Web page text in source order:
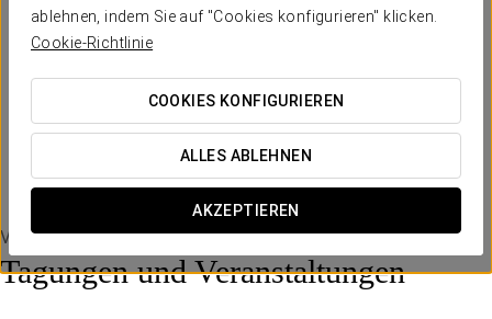
ablehnen, indem Sie auf "Cookies konfigurieren" klicken.
Cookie-Richtlinie
COOKIES KONFIGURIEREN
ALLES ABLEHNEN
AKZEPTIEREN
Veranstaltungsräume
Tagungen und Veranstaltungen
On the Go
39 m2
altura
Banquet
x m
150 250 70 60